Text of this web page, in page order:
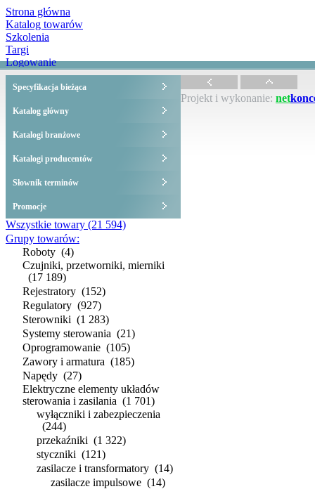
Strona główna
Katalog towarów
Szkolenia
Targi
Logowanie
Specyfikacja bieżąca
Katalog główny
Katalogi branżowe
Katalogi producentów
Słownik terminów
Promocje
Wszystkie towary (21 594)
Grupy towarów:
Roboty (4)
Czujniki, przetworniki, mierniki
(17 189)
Rejestratory (152)
Regulatory (927)
Sterowniki (1 283)
Systemy sterowania (21)
Oprogramowanie (105)
Zawory i armatura (185)
Napędy (27)
Elektryczne elementy układów
sterowania i zasilania (1 701)
wyłączniki i zabezpieczenia
(244)
przekaźniki (1 322)
styczniki (121)
zasilacze i transformatory (14)
zasilacze impulsowe (14)
Projekt i wykonanie: net